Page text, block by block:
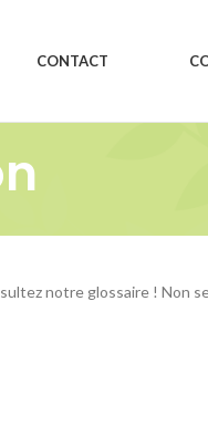
CONTACT
notre glossaire !